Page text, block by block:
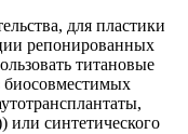
для пластики
репонированных
титановые
или синтетического